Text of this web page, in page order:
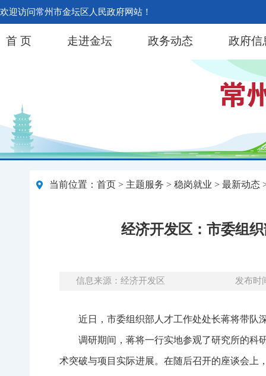
欢迎访问常州市金坛区人民政府网站！
首 页 走进金坛 政务动态 政府信
当前位置： 首页 > 主题服务 > 稳岗就业 > 最新动态
经济开发区：市委组
信息来源：经济开发区 发布时
近日，市委组织部人才工作处处长蒋将带队
调研期间，蒋将一行实地参观了研究所的科
术突破与项目实际进展。在随后召开的座谈会上